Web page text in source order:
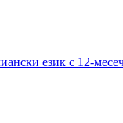
език с 12-